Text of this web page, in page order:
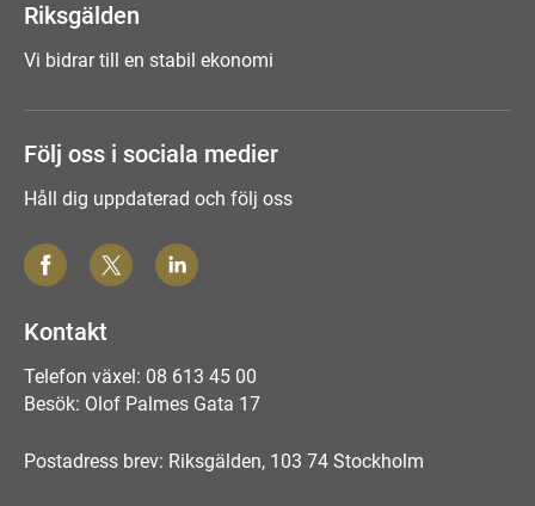
Riksgälden
Vi bidrar till en stabil ekonomi
Följ oss i sociala medier
Håll dig uppdaterad och följ oss
Kontakt
Telefon växel: 08 613 45 00
Besök: Olof Palmes Gata 17
Postadress brev: Riksgälden, 103 74 Stockholm